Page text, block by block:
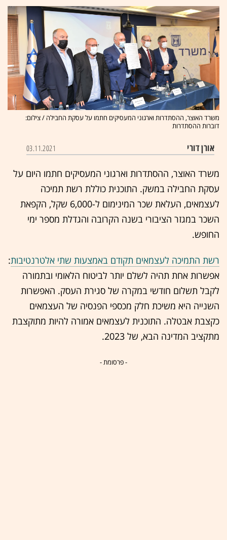
משרד האוצר, ההסתדרות וארגוני המעסיקים חתמו על עסקת החבילה / צילום:
דוברות ההסתדרות
אורן דורי 03.11.2021
משרד האוצר, ההסתדרות וארגוני המעסיקים חתמו היום על
עסקת החבילה במשק. התוכנית כוללת רשת תמיכה
לעצמאים, העלאת שכר המינימום ל-6,000 שקל, הקפאת
השכר במגזר הציבורי בשנה הקרובה והגדלת מספר ימי
החופש.
רשת התמיכה לעצמאים תקודם באמצעות שתי אלטרנטיבות:
אפשרות אחת תהיה לשלם יותר לביטוח הלאומי ובתמורה
לקבל תשלום חודשי במקרה של סגירת העסק. האפשרות
השנייה היא משיכת חלק מכספי הפנסיה של העצמאים
כקצבת אבטלה. התוכנית לעצמאים אמורה להיות מתוקצבת
מתקציב המדינה הבא, של 2023.
- פרסומת -